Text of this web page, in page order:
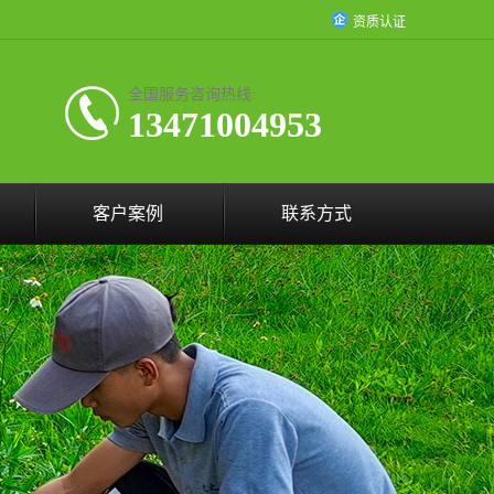
资质认证
全国服务咨询热线:
13471004953
客户案例 联系方式